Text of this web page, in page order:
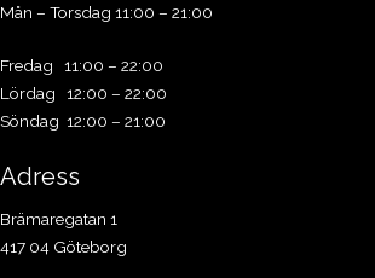
Mån – Torsdag 11:00 – 21:00
Fredag 11:00 – 22:00
Lördag 12:00 – 22:00
Söndag 12:00 – 21:00
Adress
Brämaregatan 1
417 04 Göteborg